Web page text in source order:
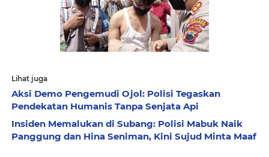
Lihat juga
Aksi Demo Pengemudi Ojol: Polisi Tegaskan
Pendekatan Humanis Tanpa Senjata Api
Insiden Memalukan di Subang: Polisi Mabuk Naik
Panggung dan Hina Seniman, Kini Sujud Minta Maaf